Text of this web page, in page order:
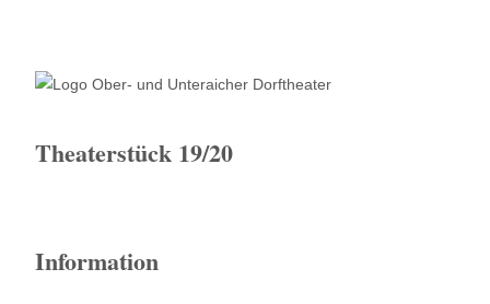
Theaterstück 19/20
Information